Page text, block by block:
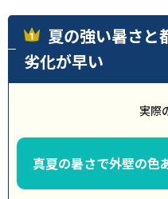
夏の強い暑さと
劣化が早い
実際
真夏の暑さで外壁の色